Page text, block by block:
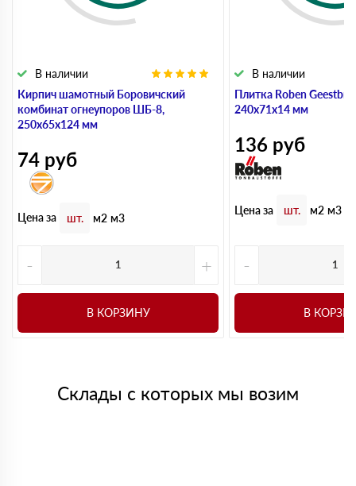
Кирпич шамотный Боровичский
комбинат огнеупоров ШБ-8,
250х65х124 мм
В наличии
74 руб
Цена за шт. м2 м3
- +
В КОРЗИНУ
Плитка Roben
240х71х14 мм
В наличии
136 руб
Цена за шт. м2 м3
-
В
Склады с которых мы возим